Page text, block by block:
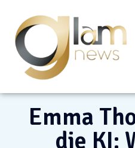
Emma
die KI: